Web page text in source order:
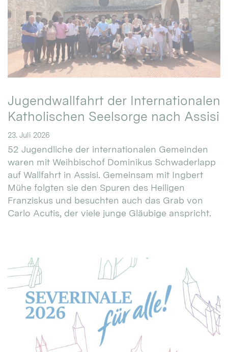
Jugendwallfahrt der Internationalen
Katholischen Seelsorge nach Assisi
23. Juli 2026
52 Jugendliche der internationalen Gemeinden
waren mit Weihbischof Dominikus Schwaderlapp
auf Wallfahrt in Assisi. Gemeinsam mit Ingbert
Mühe folgten sie den Spuren des Heiligen
Franziskus und besuchten auch das Grab von
Carlo Acutis, der viele junge Gläubige anspricht.